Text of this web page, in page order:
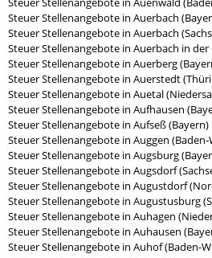
Steuer Stellenangebote in Auerbach
Steuer Stellenangebote in Auerbach
Steuer Stellenangebote in Auerbach in
Steuer Stellenangebote in Auerberg
Steuer Stellenangebote in Auerstedt
Steuer Stellenangebote in Auetal
Steuer Stellenangebote in Aufhausen
Steuer Stellenangebote in Aufseß (Bayern)
Steuer Stellenangebote in Auggen
Steuer Stellenangebote in Augsburg
Steuer Stellenangebote in Augsdorf
Steuer Stellenangebote in Augustdorf
Steuer Stellenangebote in Augustusburg
Steuer Stellenangebote in Auhagen
Steuer Stellenangebote in Auhausen
Steuer Stellenangebote in Auhof (Baden-